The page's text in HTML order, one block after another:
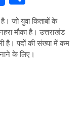
जो युवा किताबों के
मौका है। उत्तराखंड
है। पदों की संख्या में कम
के लिए।